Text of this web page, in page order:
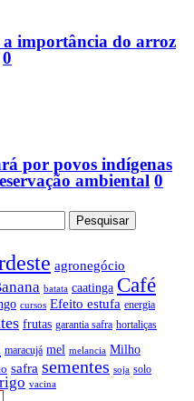
importância do arroz
0
por povos indígenas
ambiental 0
agronegócio
batata caatinga Café
cursos Efeito estufa energia
frutas garantia safra hortaliças
maracujá mel melancia Milho
safra sementes soja solo
vacina